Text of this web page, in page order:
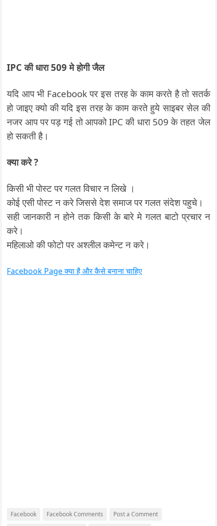
IPC की धारा 509 मे होगी जैल
यदि आप भी Facebook पर इस तरह के काम करते है तो सतर्क
हो जाइए क्यो की यदि इस तरह के काम करते हुये साइबर सेल की
नजर आप पर पड़ गई तो आपको IPC की धारा 509 के तहत जेल
हो सकती है।
क्या करे ?
किसी भी पोस्ट पर गलत विचार न लिखे ।
कोई एसी पोस्ट न करे जिससे देश समाज पर गलत संदेश पहुचे।
सही जानकारी न होने तक किसी के बारे मे गलत बाटो प्रचार न
करे।
महिलाओ की फोटो पर अश्लील कमेन्ट न करे।
Facebook Page क्या है और कैसे बनाना चाहिए
Facebook Facebook Comments
Post a Comment